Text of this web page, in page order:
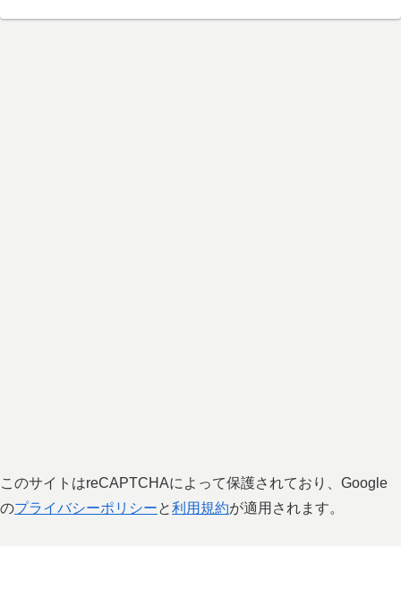
このサイトはreCAPTCHAによって保護されており、Google
のプライバシーポリシーと利用規約が適用されます。